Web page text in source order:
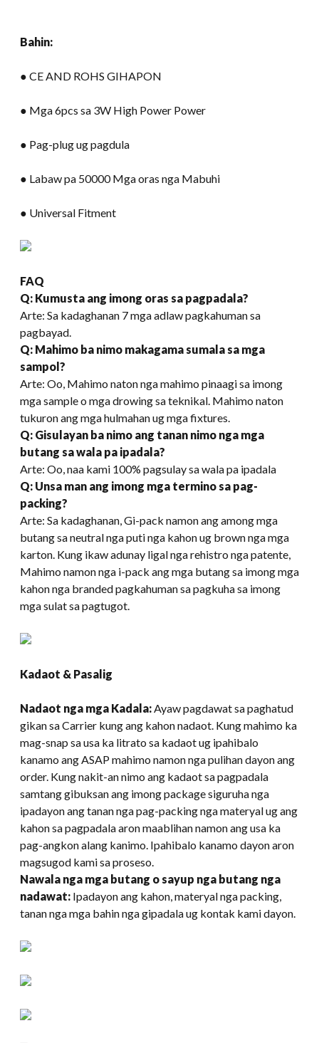
Bahin:
● CE AND ROHS GIHAPON
● Mga 6pcs sa 3W High Power Power
● Pag-plug ug pagdula
● Labaw pa 50000 Mga oras nga Mabuhi
● Universal Fitment
FAQ
Q: Kumusta ang imong oras sa pagpadala?
Arte: Sa kadaghanan 7 mga adlaw pagkahuman sa
pagbayad.
Q: Mahimo ba nimo makagama sumala sa mga
sampol?
Arte: Oo, Mahimo naton nga mahimo pinaagi sa imong
mga sample o mga drowing sa teknikal. Mahimo naton
tukuron ang mga hulmahan ug mga fixtures.
Q: Gisulayan ba nimo ang tanan nimo nga mga
butang sa wala pa ipadala?
Arte: Oo, naa kami 100% pagsulay sa wala pa ipadala
Q: Unsa man ang imong mga termino sa pag-
packing?
Arte: Sa kadaghanan, Gi-pack namon ang among mga
butang sa neutral nga puti nga kahon ug brown nga mga
karton. Kung ikaw adunay ligal nga rehistro nga patente,
Mahimo namon nga i-pack ang mga butang sa imong mga
kahon nga branded pagkahuman sa pagkuha sa imong
mga sulat sa pagtugot.
Kadaot & Pasalig
Nadaot nga mga Kadala: Ayaw pagdawat sa paghatud
gikan sa Carrier kung ang kahon nadaot. Kung mahimo ka
mag-snap sa usa ka litrato sa kadaot ug ipahibalo
kanamo ang ASAP mahimo namon nga pulihan dayon ang
order. Kung nakit-an nimo ang kadaot sa pagpadala
samtang gibuksan ang imong package siguruha nga
ipadayon ang tanan nga pag-packing nga materyal ug ang
kahon sa pagpadala aron maablihan namon ang usa ka
pag-angkon alang kanimo. Ipahibalo kanamo dayon aron
magsugod kami sa proseso.
Nawala nga mga butang o sayup nga butang nga
nadawat: Ipadayon ang kahon, materyal nga packing,
tanan nga mga bahin nga gipadala ug kontak kami dayon.